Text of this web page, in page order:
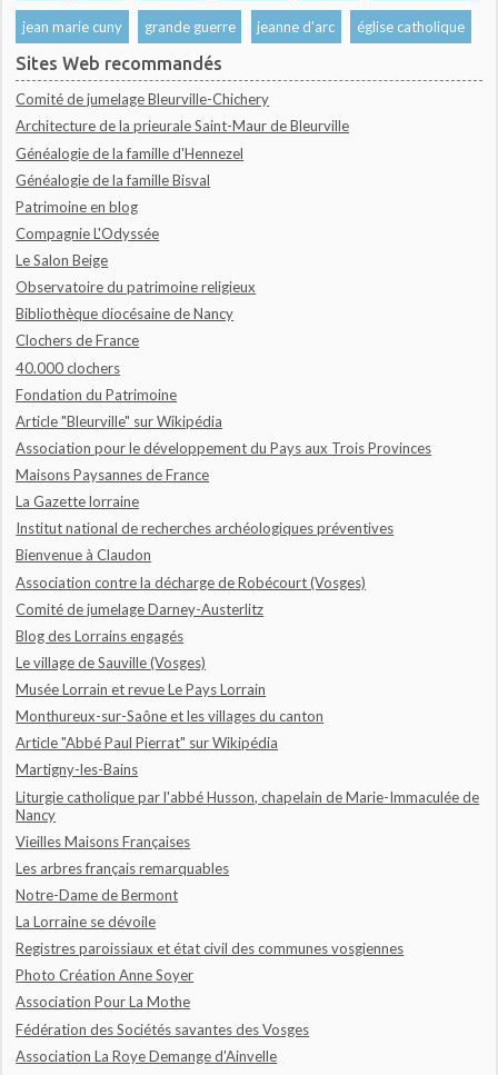
jean marie cuny grande guerre jeanne d'arc église catholique
Sites Web recommandés
Comité de jumelage Bleurville-Chichery
Architecture de la prieurale Saint-Maur de Bleurville
Généalogie de la famille d'Hennezel
Généalogie de la famille Bisval
Patrimoine en blog
Compagnie L'Odyssée
Le Salon Beige
Observatoire du patrimoine religieux
Bibliothèque diocésaine de Nancy
Clochers de France
40.000 clochers
Fondation du Patrimoine
Article "Bleurville" sur Wikipédia
Association pour le développement du Pays aux Trois Provinces
Maisons Paysannes de France
La Gazette lorraine
Institut national de recherches archéologiques préventives
Bienvenue à Claudon
Association contre la décharge de Robécourt (Vosges)
Comité de jumelage Darney-Austerlitz
Blog des Lorrains engagés
Le village de Sauville (Vosges)
Musée Lorrain et revue Le Pays Lorrain
Monthureux-sur-Saône et les villages du canton
Article "Abbé Paul Pierrat" sur Wikipédia
Martigny-les-Bains
Liturgie catholique par l'abbé Husson, chapelain de Marie-Immaculée de
Nancy
Vieilles Maisons Françaises
Les arbres français remarquables
Notre-Dame de Bermont
La Lorraine se dévoile
Registres paroissiaux et état civil des communes vosgiennes
Photo Création Anne Soyer
Association Pour La Mothe
Fédération des Sociétés savantes des Vosges
Association La Roye Demange d'Ainvelle